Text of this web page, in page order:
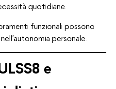
quotidiane.
funzionali possono
personale.
e